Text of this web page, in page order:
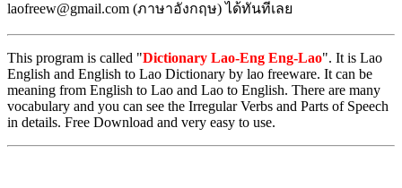
laofreew@gmail.com (ภาษาอังกฤษ) ได้ทันทีเลย
This program is called "Dictionary Lao-Eng Eng-Lao". It is Lao
English and English to Lao Dictionary by lao freeware. It can be
meaning from English to Lao and Lao to English. There are many
vocabulary and you can see the Irregular Verbs and Parts of Speech
in details. Free Download and very easy to use.